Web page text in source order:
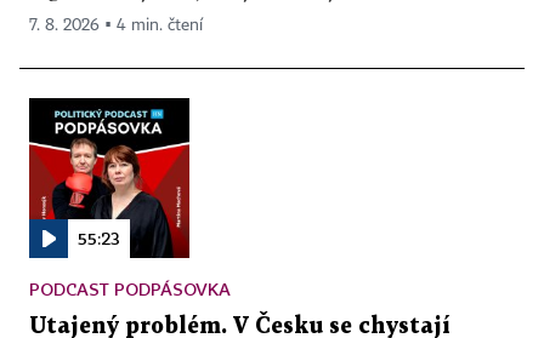
7. 8. 2026 ▪ 4 min. čtení
55:23
PODCAST PODPÁSOVKA
Utajený problém. V Česku se chystají